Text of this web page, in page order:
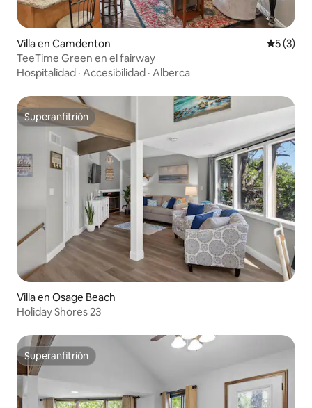
Villa en Camdenton
5 (3)
TeeTime Green en el fairway
Hospitalidad · Accesibilidad · Alberca
Superanfitrión
Superanfitrión
Villa en Osage Beach
Holiday Shores 23
Superanfitrión
Superanfitrión